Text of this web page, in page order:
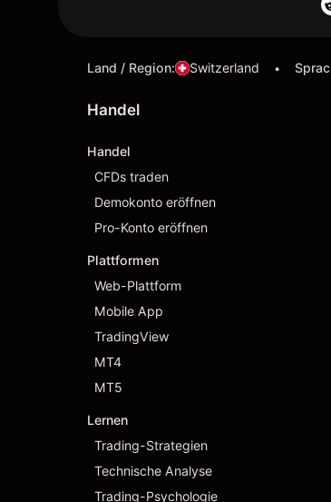
Land / Region: Switzerland •
Handel
Handel
CFDs traden
Demokonto eröffnen
Pro-Konto eröffnen
Plattformen
Web-Plattform
Mobile App
TradingView
MT4
MT5
Lernen
Trading-Strategien
Technische Analyse
Trading-Psychologie